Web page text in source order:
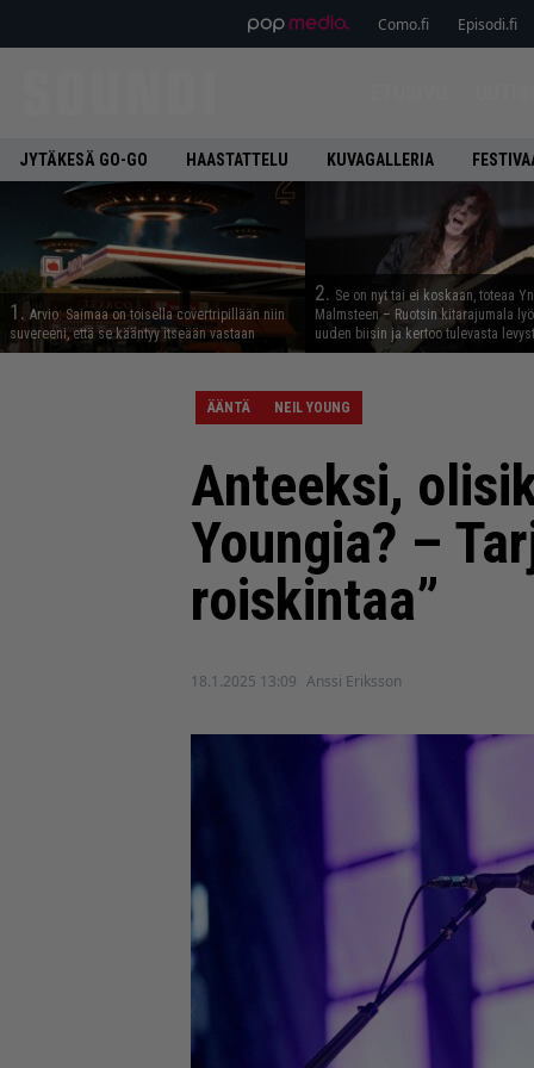
Como.fi Episodi.fi
JYTÄKESÄ GO-GO HAASTATTELU KUVAGALLERIA
1. Arvio: Saimaa on toisella covertripillään niin
suvereeni, että se kääntyy itseään vastaan
2. Se on nyt tai ei koskaan, toteaa
Malmsteen – Ruotsin kitarajumala
uuden biisin ja kertoo tulevasta
ÄÄNTÄ NEIL YOUNG
Anteeksi,
Youngia? –
roiskintaa”
18.1.2025 13:09 Anssi Eriksson